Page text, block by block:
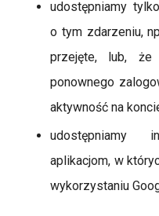
udostępniamy
o tym zdarzeniu,
przejęte, lub, że
ponownego
aktywność na
udostępniamy
aplikacjom, w
wykorzystaniu